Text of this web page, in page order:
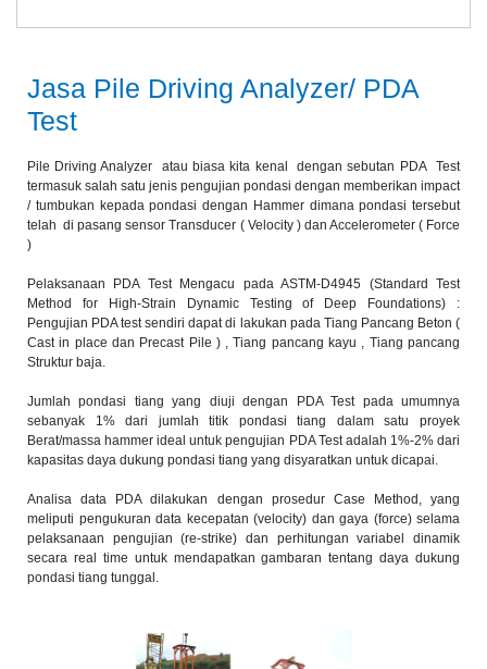
Jasa Pile Driving Analyzer/ PDA
Test
Pile Driving Analyzer atau biasa kita kenal dengan sebutan PDA Test
termasuk salah satu jenis pengujian pondasi dengan memberikan impact
/ tumbukan kepada pondasi dengan Hammer dimana pondasi tersebut
telah di pasang sensor Transducer ( Velocity ) dan Accelerometer ( Force
)
Pelaksanaan PDA Test Mengacu pada ASTM-D4945 (Standard Test
Method for High-Strain Dynamic Testing of Deep Foundations) :
Pengujian PDA test sendiri dapat di lakukan pada Tiang Pancang Beton (
Cast in place dan Precast Pile ) , Tiang pancang kayu , Tiang pancang
Struktur baja.
Jumlah pondasi tiang yang diuji dengan PDA Test pada umumnya
sebanyak 1% dari jumlah titik pondasi tiang dalam satu proyek
Berat/massa hammer ideal untuk pengujian PDA Test adalah 1%-2% dari
kapasitas daya dukung pondasi tiang yang disyaratkan untuk dicapai.
Analisa data PDA dilakukan dengan prosedur Case Method, yang
meliputi pengukuran data kecepatan (velocity) dan gaya (force) selama
pelaksanaan pengujian (re-strike) dan perhitungan variabel dinamik
secara real time untuk mendapatkan gambaran tentang daya dukung
pondasi tiang tunggal.